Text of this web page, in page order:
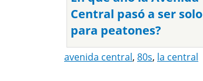
Central pasó a ser solo
para peatones?
avenida central, 80s, la central